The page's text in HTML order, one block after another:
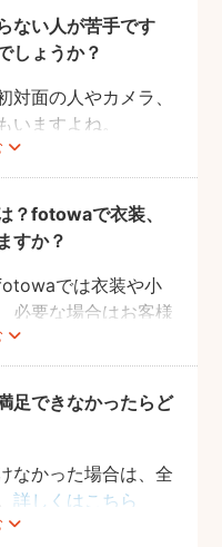
ない人が苦手です
しょうか？
対面の人やカメラ、
いますよね。
ット撮影の実績が
ーが担当いたしま
ため、サイト内のメ
前相談をおすすめい
苦手なこと、お願い
写真のイメージなど
送りください。
ーションをとりなが
ちゃんの素敵な表情
案いたします。
？fotowaで衣装、
すか？
では衣装や小
必要な場合はお客様
ております。
ペットが大好きなお
をおすすめしており
合わせやすくなるた
ズに撮れるようにな
足できなかったらど
なかった場合は、全
詳しくはこちら